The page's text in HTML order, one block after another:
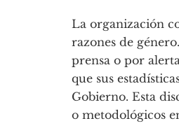
La organización
razones de
prensa o por
que sus
Gobierno. Esta
o metodológicos